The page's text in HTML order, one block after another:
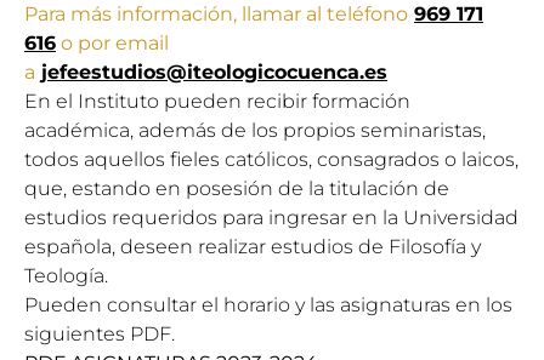
Para más información, llamar al teléfono 969 171
616 o por email
a jefeestudios@iteologicocuenca.es
En el Instituto pueden recibir formación
académica, además de los propios seminaristas,
todos aquellos fieles católicos, consagrados o laicos,
que, estando en posesión de la titulación de
estudios requeridos para ingresar en la Universidad
española, deseen realizar estudios de Filosofía y
Teología.
Pueden consultar el horario y las asignaturas en los
siguientes PDF.